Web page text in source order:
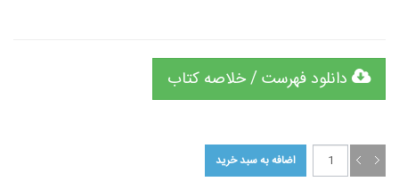
دانلود فهرست / خلاصه کتاب